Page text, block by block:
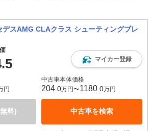
デスAMG CLAクラス シューティングブレ
マイカー登録
円
料)
中古車本体価格
204 .0万円〜1180 .0万円
中古車を検索